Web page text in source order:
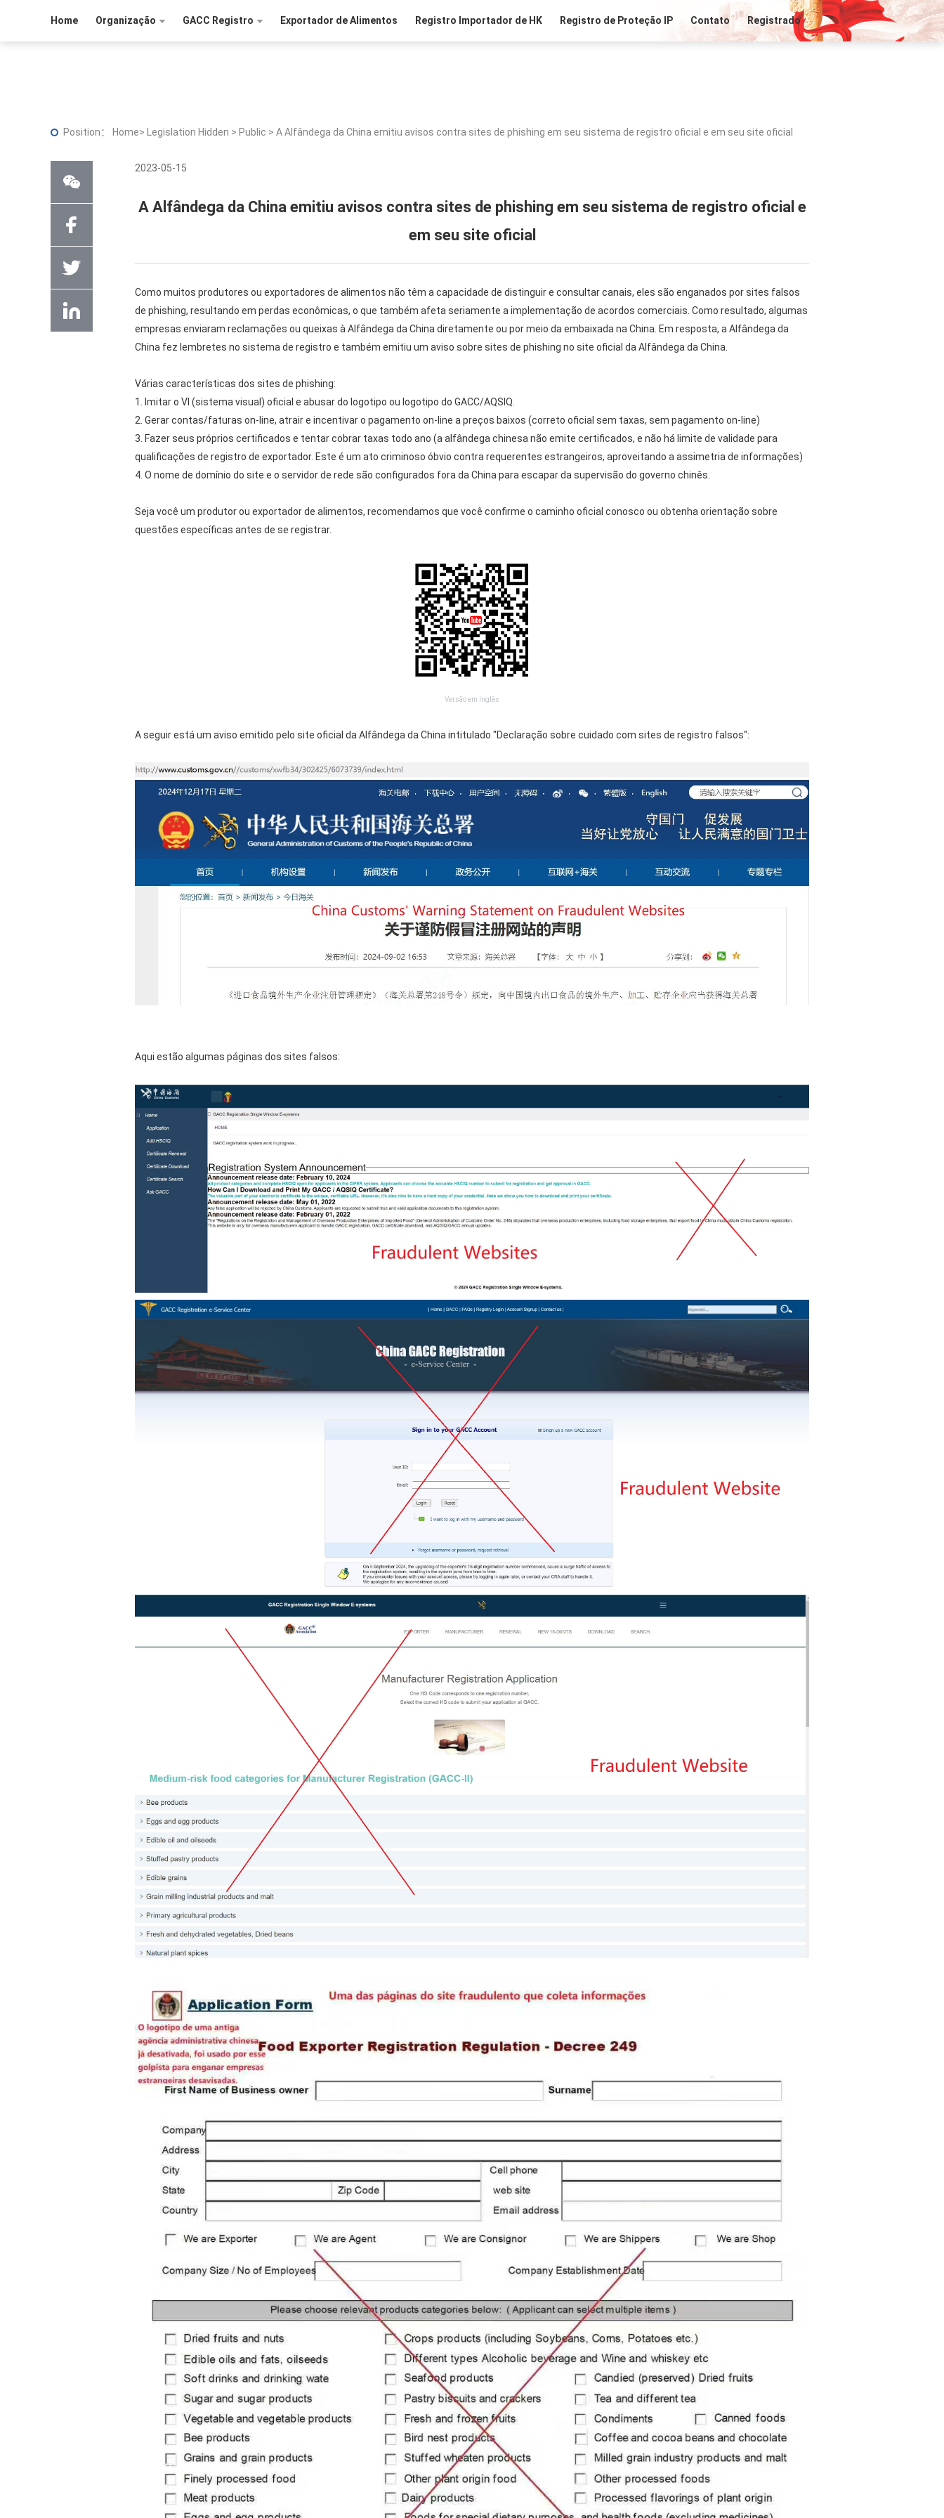
Home Organização GACC Registro Exportador de Alimentos Registro Importador de HK Registro de Proteção IP Contato Registrado
Position： Home> Legislation Hidden > Public > A Alfândega da China emitiu avisos contra sites de phishing em seu sistema de registro oficial e em seu site oficial
2023-05-15
A Alfândega da China emitiu avisos contra sites de phishing em seu sistema de registro oficial e
em seu site oficial
Como muitos produtores ou exportadores de alimentos não têm a capacidade de distinguir e consultar canais, eles são enganados por sites falsos
de phishing, resultando em perdas econômicas, o que também afeta seriamente a implementação de acordos comerciais. Como resultado, algumas
empresas enviaram reclamações ou queixas à Alfândega da China diretamente ou por meio da embaixada na China. Em resposta, a Alfândega da
China fez lembretes no sistema de registro e também emitiu um aviso sobre sites de phishing no site oficial da Alfândega da China.
Várias características dos sites de phishing:
1. Imitar o VI (sistema visual) oficial e abusar do logotipo ou logotipo do GACC/AQSIQ.
2. Gerar contas/faturas on-line, atrair e incentivar o pagamento on-line a preços baixos (correto oficial sem taxas, sem pagamento on-line)
3. Fazer seus próprios certificados e tentar cobrar taxas todo ano (a alfândega chinesa não emite certificados, e não há limite de validade para
qualificações de registro de exportador. Este é um ato criminoso óbvio contra requerentes estrangeiros, aproveitando a assimetria de informações)
4. O nome de domínio do site e o servidor de rede são configurados fora da China para escapar da supervisão do governo chinês.
Seja você um produtor ou exportador de alimentos, recomendamos que você confirme o caminho oficial conosco ou obtenha orientação sobre
questões específicas antes de se registrar.
Versão em Inglês
A seguir está um aviso emitido pelo site oficial da Alfândega da China intitulado "Declaração sobre cuidado com sites de registro falsos":
Aqui estão algumas páginas dos sites falsos: